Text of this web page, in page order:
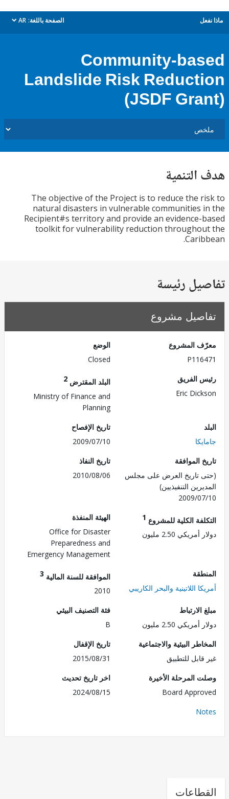
الصفحة باللغة: AR
dropdown
Community-
Landslide Risk
(JSDF
The objective of the Project is to reduce the
natural disasters in vulnerable communities
Recipient#s territory and provide an evidence-
toolkit for vulnerability reduction
رئيسة
مشروع
المشروع
الفريق
Eric
البلد المقترض
Ministry of Finance and
Planning
تاريخ الإفصاح
2009/07/10
الموافقة
تاريخ العرض على مجلس
التنفيذيين)
2009/
تاريخ النفاذ
2010/08/06
الكلية للمشروع1
2.50 مليون
الهيئة المنفذة
Office for Disaster
Preparedness and
Emergency Management
اللاتينية والبحر الكاريبي
الموافقة للسنة المالية3
2010
2.50 مليون
فئة التصنيف البيئي
البيئية والاجتماعية
للتطبيق
تاريخ الإقفال
2015/08/31
المرحلة الأخيرة
Board
اخر تاريخ تحديث
2024/08/15